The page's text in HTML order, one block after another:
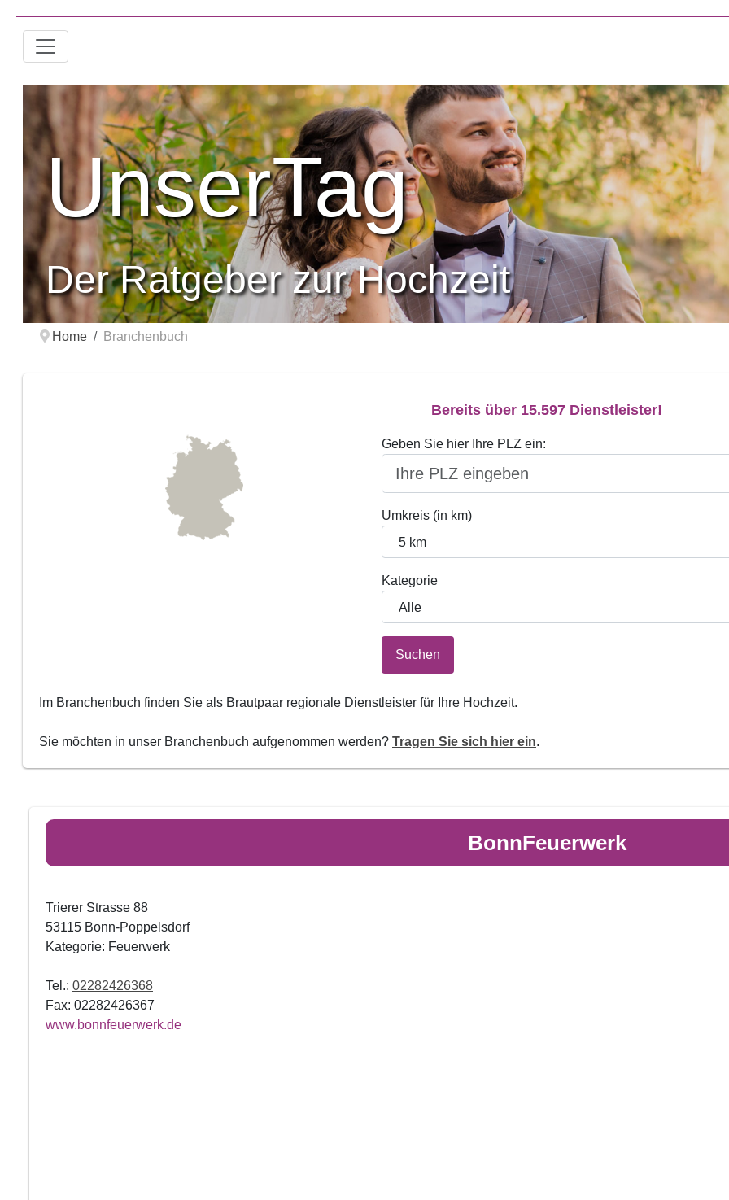
UnserTag
Der Ratgeber zur Hochzeit
Home Branchenbuch
Bereits über 15.597 Dienstleister!
Geben Sie hier Ihre PLZ ein:
Umkreis (in km)
Kategorie
Suchen
Im Branchenbuch finden Sie als Brautpaar regionale Dienstleister für Ihre Hochzeit.
Sie möchten in unser Branchenbuch aufgenommen werden? Tragen Sie sich hier ein.
BonnFeuerwerk
Trierer Strasse 88
53115 Bonn-Poppelsdorf
Kategorie: Feuerwerk
Tel.: 02282426368
Fax: 02282426367
www.bonnfeuerwerk.de